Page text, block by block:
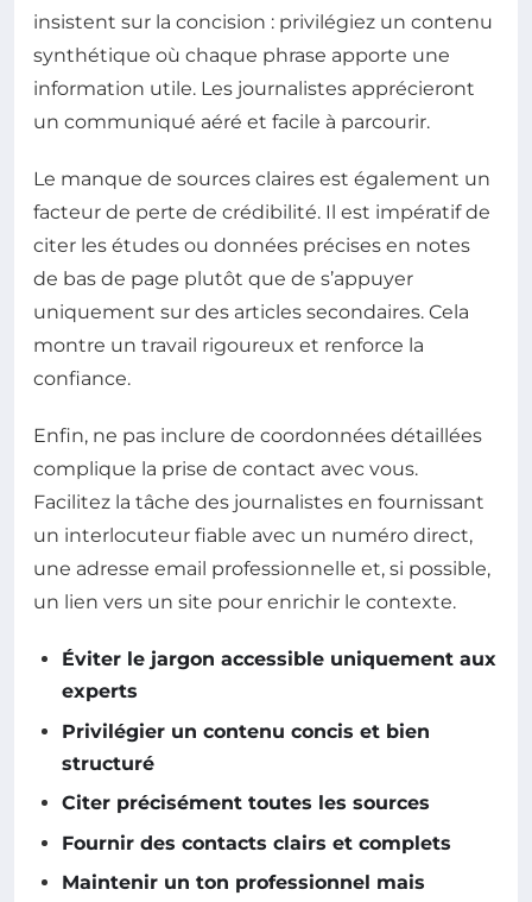
insistent sur la concision : privilégiez un contenu
synthétique où chaque phrase apporte une
information utile. Les journalistes apprécieront
un communiqué aéré et facile à parcourir.
Le manque de sources claires est également un
facteur de perte de crédibilité. Il est impératif de
citer les études ou données précises en notes
de bas de page plutôt que de s’appuyer
uniquement sur des articles secondaires. Cela
montre un travail rigoureux et renforce la
confiance.
Enfin, ne pas inclure de coordonnées détaillées
complique la prise de contact avec vous.
Facilitez la tâche des journalistes en fournissant
un interlocuteur fiable avec un numéro direct,
une adresse email professionnelle et, si possible,
un lien vers un site pour enrichir le contexte.
Éviter le jargon accessible uniquement aux
experts
Privilégier un contenu concis et bien
structuré
Citer précisément toutes les sources
Fournir des contacts clairs et complets
Maintenir un ton professionnel mais